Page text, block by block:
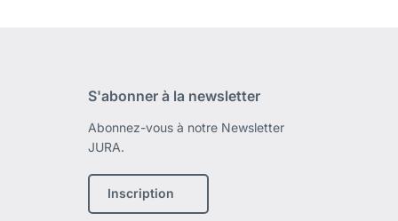
S'abonner à la newsletter
Abonnez-vous à notre Newsletter
JURA.
Inscription